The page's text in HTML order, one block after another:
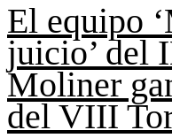
El equipo
juicio’ del
Moliner
del VIII